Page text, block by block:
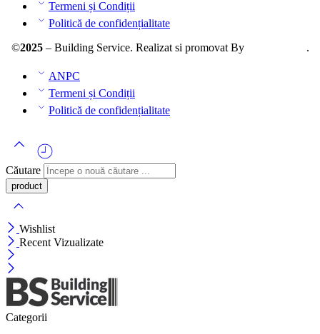
Termeni și Condiții
Politică de confidențialitate
©2025– Building Service. Realizat si promovat By .
ANPC
Termeni și Condiții
Politică de confidențialitate
Căutare
Wishlist
Recent Vizualizate
Categorii